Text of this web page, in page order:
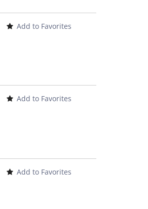
Add to Favorites
Add to Favorites
Add to Favorites